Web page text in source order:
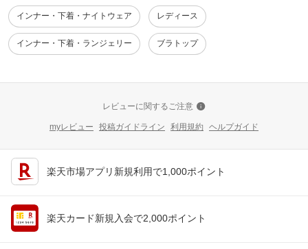
インナー・下着・ナイトウェア レディース
インナー・下着・ランジェリー ブラトップ
レビューに関するご注意
myレビュー 投稿ガイドライン 利用規約 ヘルプガイド
楽天市場アプリ新規利用で1,000ポイント
楽天カード新規入会で2,000ポイント